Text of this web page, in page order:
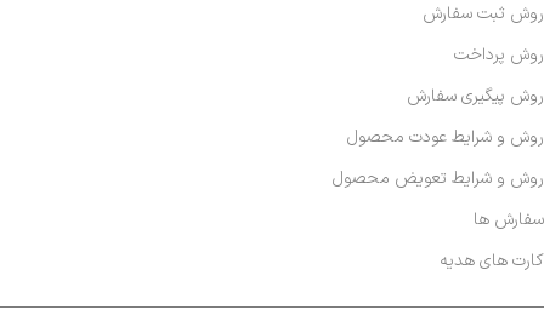
روش ثبت سفارش
روش پرداخت
روش پیگیری سفارش
روش و شرایط عودت محصول
روش و شرایط تعویض محصول
سفارش ها
کارت های هدیه